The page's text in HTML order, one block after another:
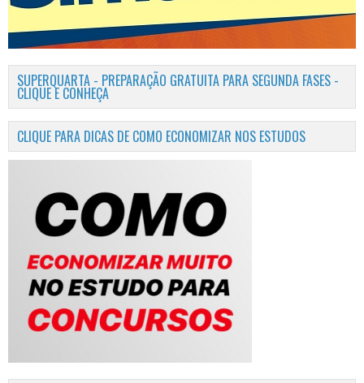
SUPERQUARTA - PREPARAÇÃO GRATUITA PARA SEGUNDA FASES -
CLIQUE E CONHEÇA
CLIQUE PARA DICAS DE COMO ECONOMIZAR NOS ESTUDOS